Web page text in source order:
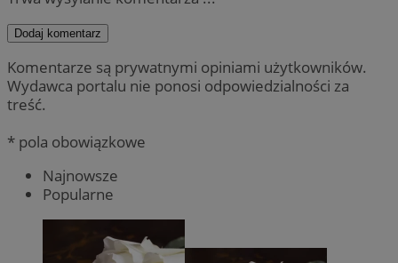
Dodaj komentarz
Komentarze są prywatnymi opiniami użytkowników.
Wydawca portalu nie ponosi odpowiedzialności za
treść.
* pola obowiązkowe
Najnowsze
Popularne